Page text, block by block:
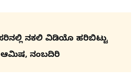
ನಕಲಿ ವಿಡಿಯೊ ಹರಿಬಿಟ್ಟು
ನಂಬದಿರಿ